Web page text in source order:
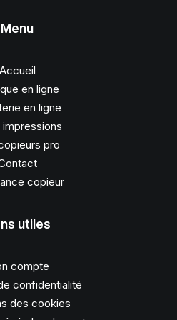
Menu
Accueil
en ligne
en ligne
impressions
pro
copieur
utiles
compte
confidentialité
des cookies